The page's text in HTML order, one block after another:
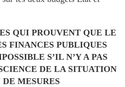
QUI PROUVENT QUE LE
FINANCES PUBLIQUES
S’IL N’Y A PAS
DE LA SITUATION
MESURES